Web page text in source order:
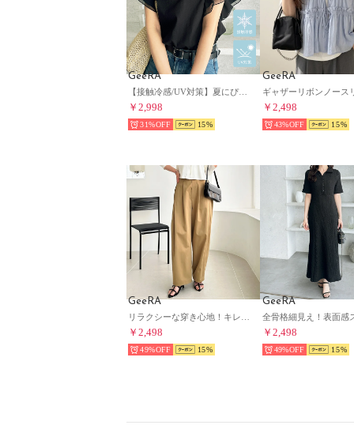
GeeRA
【接触冷感/UV対策】夏にぴったり！腕カバー袖フリルカットソートップス （ブラック）
￥2,998
31% 15
GeeRA
￥2,498
43% 15
GeeRA
￥2,498
49% 15
GeeRA
￥2,498
49% 15